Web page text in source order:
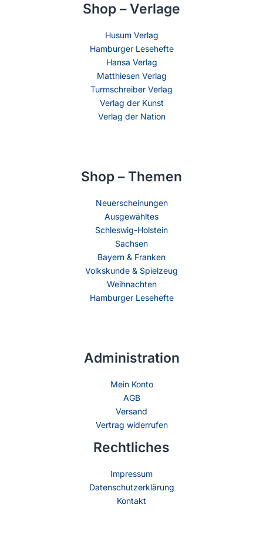
Shop – Verlage
Husum Verlag
Hamburger Lesehefte
Hansa Verlag
Matthiesen Verlag
Turmschreiber Verlag
Verlag der Kunst
Verlag der Nation
Shop – Themen
Neuerscheinungen
Ausgewähltes
Schleswig-Holstein
Sachsen
Bayern & Franken
Volkskunde & Spielzeug
Weihnachten
Hamburger Lesehefte
Administration
Mein Konto
AGB
Versand
Vertrag widerrufen
Rechtliches
Impressum
Datenschutzerklärung
Kontakt